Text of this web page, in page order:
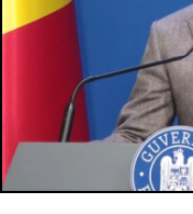
Intră